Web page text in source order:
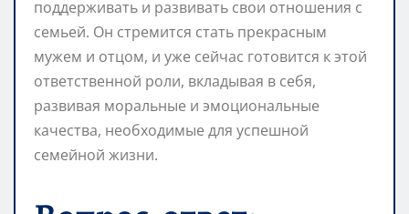
поддерживать и развивать свои отношения с
семьей. Он стремится стать прекрасным
мужем и отцом, и уже сейчас готовится к этой
ответственной роли, вкладывая в себя,
развивая моральные и эмоциональные
качества, необходимые для успешной
семейной жизни.